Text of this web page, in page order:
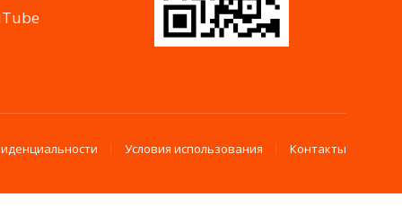
Условия использования Контакты